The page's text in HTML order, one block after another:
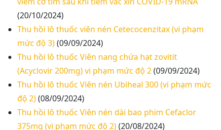
(20/10/2024)
Thu hồi lô thuốc viên nén Cetecocenzitax (vi phạm
mức độ 3)(09/09/2024)
Thu hồi lô thuốc Viên nang chứa hạt zovitit
(Acyclovir 200mg) vi phạm mức độ 2(09/09/2024)
Thu hồi lô thuốc Viên nén Ubiheal 300 (vi phạm mức
độ 2)(08/09/2024)
Thu hồi lô thuốc Viên nén dài bao phim Cefaclor
375mg (vi phạm mức độ 2)(20/08/2024)